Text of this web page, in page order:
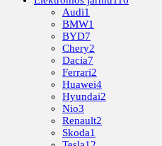
Audi1
BMW1
BYD7
Chery2
Dacia7
Ferrari2
Huawei4
Hyundai2
Nio3
Renault2
Skoda1